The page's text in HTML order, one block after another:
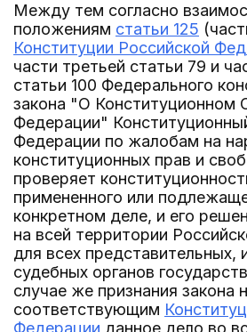
Между тем согласно
положениям статьи 125
Конституции Российской
части третьей статьи 79 и
статьи 100 Федерального
закона "О Конституционном
Федерации"
Федерации по жалобам на
конституционных прав и
проверяет
примененного или
конкретном деле, и его
на всей территории
для всех представительных,
судебных органов
случае же признания закона
соответствующим
Федерации данное дело во